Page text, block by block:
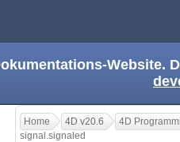
Website.
Home 4D v20.6
4D
signal.signaled